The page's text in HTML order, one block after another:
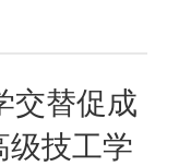
交替促成
技工学